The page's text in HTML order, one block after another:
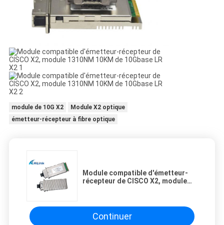
module de 10G X2
Module X2 optique
émetteur-récepteur à fibre optique
Module compatible d'émetteur-
récepteur de CISCO X2, module
Continuer